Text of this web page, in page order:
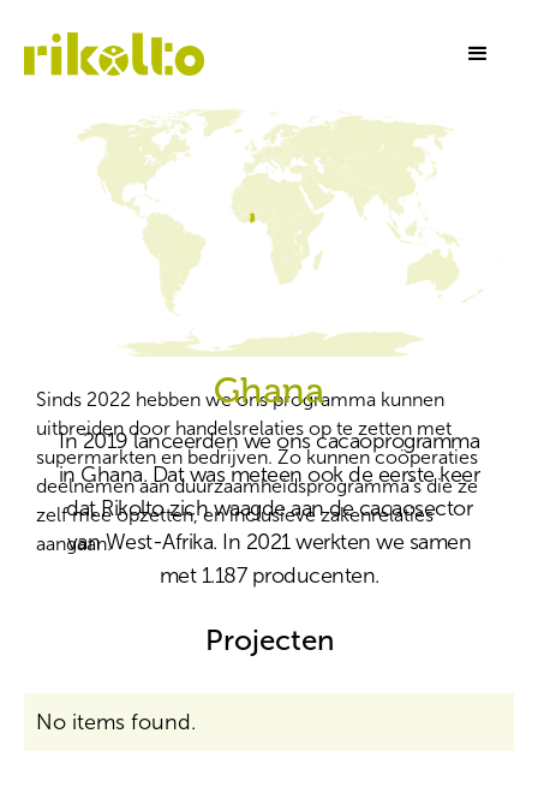
Ghana
In 2019 lanceerden we ons cacaoprogramma
in Ghana. Dat was meteen ook de eerste keer
dat Rikolto zich waagde aan de cacaosector
van West-Afrika. In 2021 werkten we samen
met 1.187 producenten.
Sinds 2022 hebben we ons programma kunnen
uitbreiden door handelsrelaties op te zetten met
supermarkten en bedrijven. Zo kunnen coöperaties
deelnemen aan duurzaamheidsprogramma’s die ze
zelf mee opzetten, en inclusieve zakenrelaties
aangaan.
Projecten
No items found.